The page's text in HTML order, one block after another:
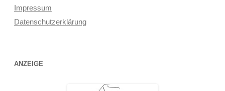
Impressum
Datenschutzerklärung
ANZEIGE